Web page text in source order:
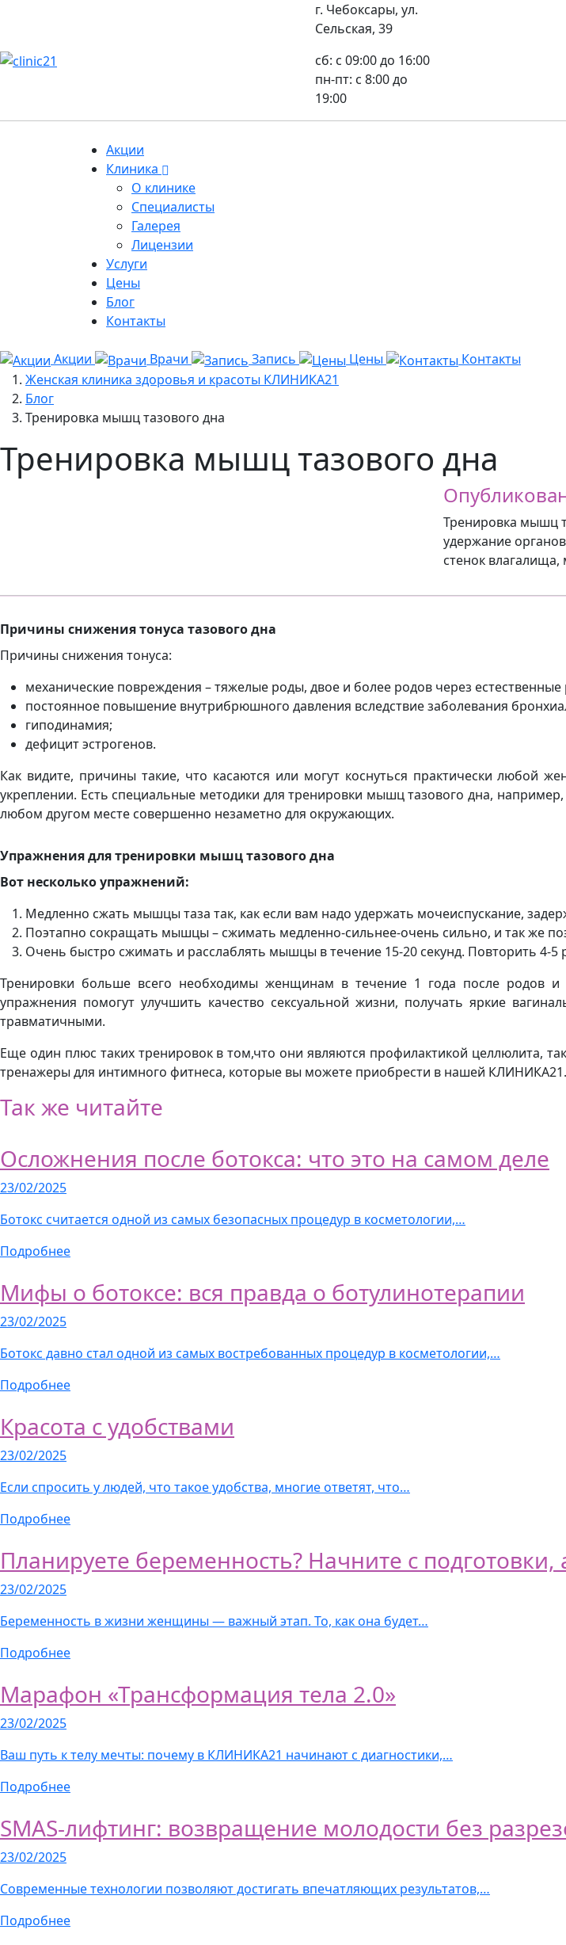
г. Чебоксары, ул.
Сельская, 39
сб: с 09:00 до 16:00
пн-пт: с 8:00 до
19:00
Акции
Клиника
О клинике
Специалисты
Галерея
Лицензии
Услуги
Цены
Блог
Контакты
Акции Врачи Запись Цены
Контакты
Женская клиника здоровья и красоты КЛИНИКА21
Блог
Тренировка мышц тазового дна
Тренировка мышц тазового дна
Тренировка мышц
удержание
стенок
Причины снижения тонуса тазового дна
Причины снижения тонуса:
механические повреждения – тяжелые роды, двое и более родов через естественные
постоянное повышение внутрибрюшного давления вследствие заболевания
гиподинамия;
дефицит эстрогенов.
Как видите, причины такие, что касаются или могут коснуться практически
укреплении. Есть специальные методики для тренировки мышц тазового дна, например,
любом другом месте совершенно незаметно для окружающих.
Упражнения для тренировки мышц тазового дна
Вот несколько упражнений:
Медленно сжать мышцы таза так, как если вам надо удержать мочеиспускание,
Поэтапно сокращать мышцы – сжимать медленно-сильнее-очень сильно, и так же
Очень быстро сжимать и расслаблять мышцы в течение 15-20 секунд. Повторить 4-5
Тренировки больше всего необходимы женщинам в течение 1 года после родов
упражнения помогут улучшить качество сексуальной жизни, получать яркие
травматичными.
Еще один плюс таких тренировок в том,что они являются профилактикой целлюлита,
тренажеры для интимного фитнеса, которые вы можете приобрести в нашей КЛИНИКА21.
Так же читайте
Осложнения после ботокса: что это на самом деле
23/02/2025
Ботокс считается одной из самых безопасных процедур в косметологии,…
Подробнее
Мифы о ботоксе: вся правда о ботулинотерапии
23/02/2025
Ботокс давно стал одной из самых востребованных процедур в косметологии,…
Подробнее
Красота с удобствами
23/02/2025
Если спросить у людей, что такое удобства, многие ответят, что…
Подробнее
Планируете беременность? Начните с подготовки,
23/02/2025
Беременность в жизни женщины — важный этап. То, как она будет…
Подробнее
Марафон «Трансформация тела 2.0»
23/02/2025
Ваш путь к телу мечты: почему в КЛИНИКА21 начинают с диагностики,…
Подробнее
SMAS-лифтинг: возвращение молодости без
23/02/2025
Современные технологии позволяют достигать впечатляющих результатов,…
Подробнее